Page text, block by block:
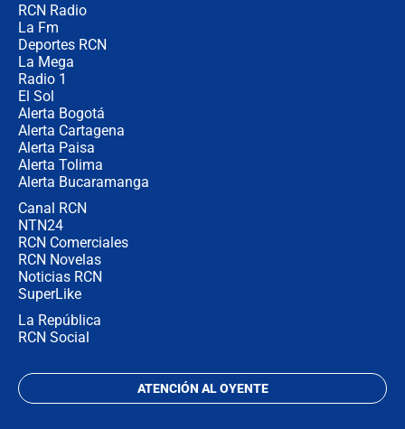
RCN Radio
La Fm
Deportes RCN
La Mega
Radio 1
El Sol
Alerta Bogotá
Alerta Cartagena
Alerta Paisa
Alerta Tolima
Alerta Bucaramanga
Canal RCN
NTN24
RCN Comerciales
RCN Novelas
Noticias RCN
SuperLike
La República
RCN Social
ATENCIÓN AL OYENTE